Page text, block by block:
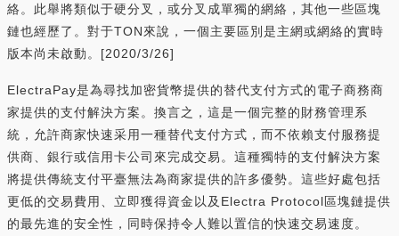
絡。此舉將類似于硬分叉，或分叉成單獨的網絡，其他一些區塊
鏈也經歷了。對于TON來說，一個主要區別是主網或網絡的實時
版本尚未啟動。[2020/3/26]
ElectraPay是為尋找加密貨幣提供的替代支付方式的電子商務商
家提供的支付解決方案。換言之，這是一個完整的財務管理系
統，允許商家快速采用一種替代支付方式，而不依賴支付服務提
供商、銀行或信用卡公司來完成交易。這種獨特的支付解決方案
將提供傳統支付平臺無法為商家提供的許多優勢。這些好處包括
更低的交易費用、立即獲得資金以及Electra Protocol區塊鏈提供
的最先進的安全性，同時保持令人難以置信的快速交易速度。